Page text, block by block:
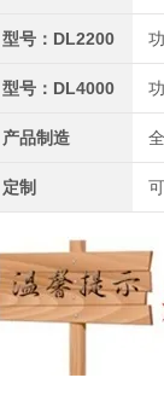
型号：DL2200
型号：DL4000
产品制造
定制